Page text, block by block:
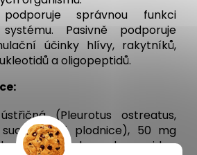
správnou funkci
Pasivně podporuje
účinky hlívy, rakytníků,
a oligopeptidů.
(Pleurotus ostreatus,
tkáň plodnice), 50 mg
(Hippophae rhamnoides,